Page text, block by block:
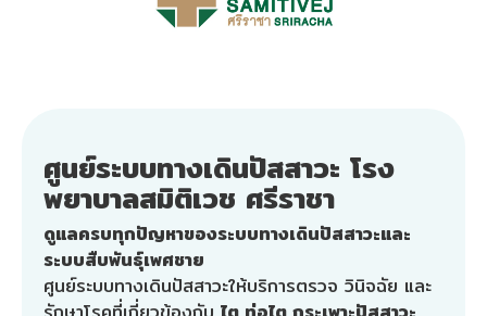
ศูนย์ระบบทางเดินปัสสาวะ โรง
พยาบาลสมิติเวช ศรีราชา
ดูแลครบทุกปัญหาของระบบทางเดินปัสสาวะและ
ระบบสืบพันธุ์เพศชาย
ศูนย์ระบบทางเดินปัสสาวะให้บริการตรวจ วินิจฉัย และ